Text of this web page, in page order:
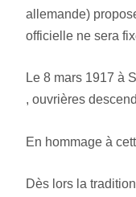
allemande)
officielle ne sera
Le 8 mars 1917 à
, ouvrières
En hommage à
Dès lors la